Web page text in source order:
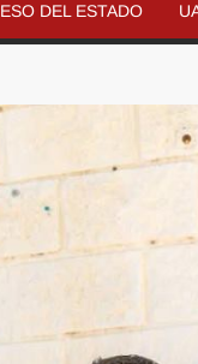
DEL ESTADO